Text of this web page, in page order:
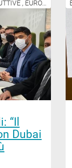
“Il
Dubai